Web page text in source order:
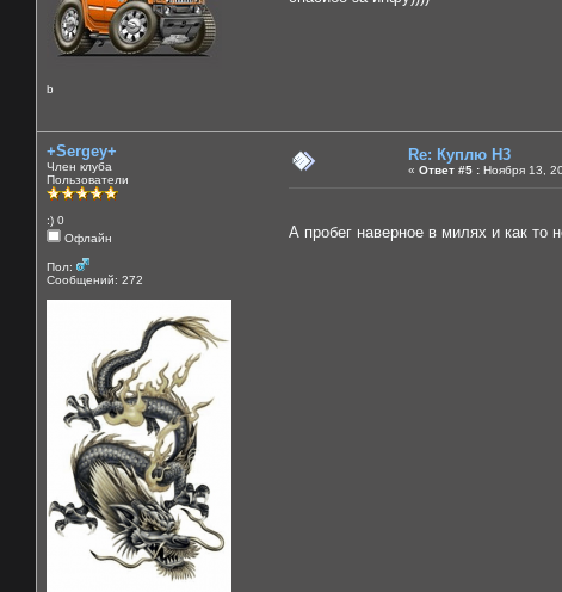
b
+Sergey+
Член клуба
Пользователи
:) 0
Офлайн
Пол:
Сообщений: 272
Re: Куплю H3
« Ответ #5 : Ноября 13,
А пробег наверное в милях и как то